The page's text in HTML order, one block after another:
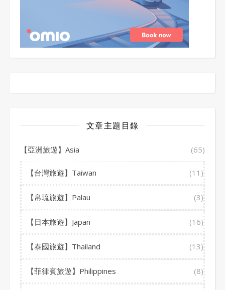
文章主題目錄
【亞洲旅遊】Asia (65)
【台灣旅遊】Taiwan (11)
【帛琉旅遊】Palau (3)
【日本旅遊】Japan (16)
【泰國旅遊】Thailand (13)
【菲律賓旅遊】Philippines (8)